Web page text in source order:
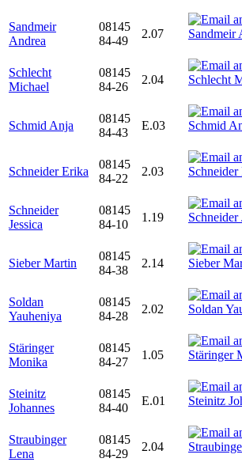
Sandmeir
Andrea
08145
84-49
2.07
Schlecht
Michael
08145
84-26
2.04
Schmid Anja
08145
84-43
E.03
Schneider Erika
08145
84-22
2.03
Schneider
Jessica
08145
84-10
1.19
Sieber Martin
08145
84-38
2.14
Soldan
Yauheniya
08145
84-28
2.02
Stäringer
Monika
08145
84-27
1.05
Steinitz
Johannes
08145
84-40
E.01
Straubinger
Lena
08145
84-29
2.04